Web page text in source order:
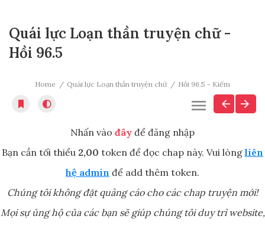
Quái lực Loạn thần truyện chữ -
Hồi 96.5
Home Quái lực Loạn thần truyện chữ Hồi 96.5 - Kiếm
Nhấn vào đây để đăng nhập
Bạn cần tối thiểu 2,00 token để đọc chap này. Vui lòng liên
hệ admin để add thêm token.
Chúng tôi không đặt quảng cáo cho các chap truyện mới!
Mọi sự ủng hộ của các bạn sẽ giúp chúng tôi duy trì website,